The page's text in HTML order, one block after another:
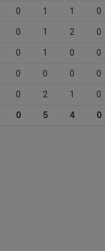
0 1 1 0
0 1 2 0
0 1 0 0
0 0 0 0
0 2 1 0
0 5 4 0